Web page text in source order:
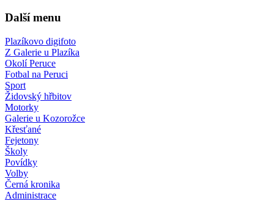
Další menu
Plazíkovo digifoto
Z Galerie u Plazíka
Okolí Peruce
Fotbal na Peruci
Sport
Židovský hřbitov
Motorky
Galerie u Kozorožce
Křesťané
Fejetony
Školy
Povídky
Volby
Černá kronika
Administrace